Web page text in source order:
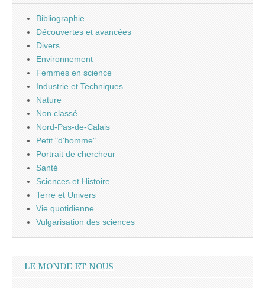
Bibliographie
Découvertes et avancées
Divers
Environnement
Femmes en science
Industrie et Techniques
Nature
Non classé
Nord-Pas-de-Calais
Petit "d'homme"
Portrait de chercheur
Santé
Sciences et Histoire
Terre et Univers
Vie quotidienne
Vulgarisation des sciences
LE MONDE ET NOUS